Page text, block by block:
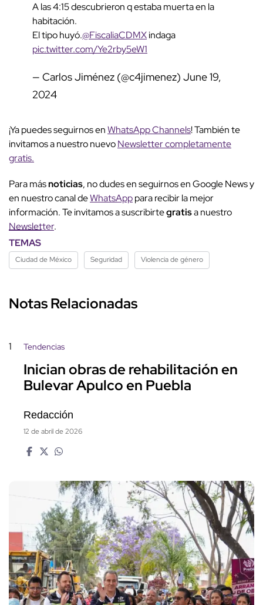
A las 4:15 descubrieron q estaba muerta en la
habitación.
El tipo huyó.@FiscaliaCDMXindaga
pic.twitter.com/Ye2rby5eW1
— Carlos Jiménez (@c4jimenez) June 19,
2024
¡Ya puedes seguirnos enWhatsApp Channels! También te
invitamos a nuestro nuevoNewsletter completamente
gratis.
Para másnoticias, no dudes en seguirnos en Google News y
en nuestro canal deWhatsApppara recibir la mejor
información. Te invitamos a suscribirtegratisa nuestro
Newsletter.
TEMAS
Ciudad de México Seguridad Violencia de género
Notas Relacionadas
1 Tendencias
Inician obras de rehabilitación en
Bulevar Apulco en Puebla
Redacción
12 de abril de 2026